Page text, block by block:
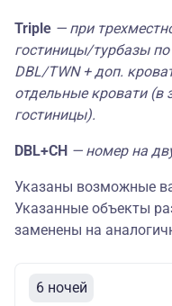
Парк отель
Владикавказ
5* —
Triple — при
гостиницы/турбазы
DBL/TWN + доп.
отдельные кровати (в
гостиницы).
DBL+СH — номер на
Указаны возможные
Указанные объекты
заменены на
6 ночей